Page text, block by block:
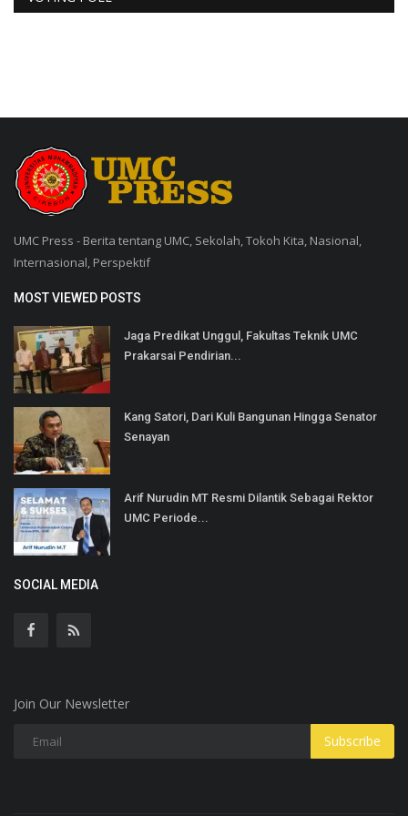
UMC Press - Berita tentang UMC, Sekolah, Tokoh Kita, Nasional,
Internasional, Perspektif
MOST VIEWED POSTS
Jaga Predikat Unggul, Fakultas Teknik UMC
Prakarsai Pendirian...
Kang Satori, Dari Kuli Bangunan Hingga Senator
Senayan
Arif Nurudin MT Resmi Dilantik Sebagai Rektor
UMC Periode...
SOCIAL MEDIA
Join Our Newsletter
Subscribe